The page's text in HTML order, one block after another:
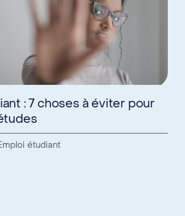
: 7 choses à éviter pour
étudiant